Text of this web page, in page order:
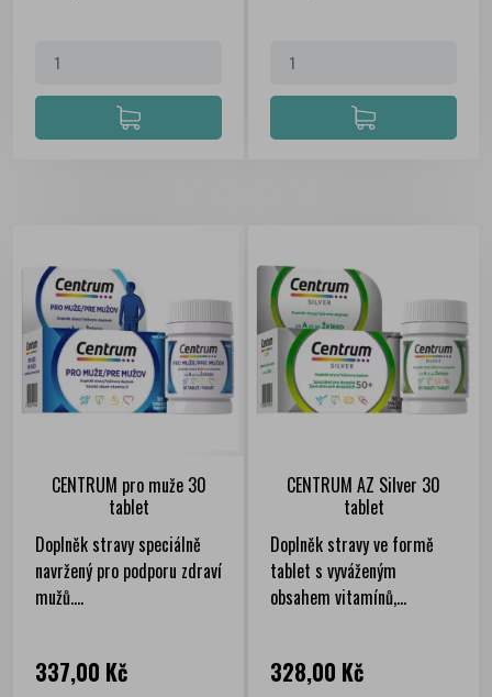
CENTRUM pro muže 30
tablet
Doplněk stravy speciálně
navržený pro podporu zdraví
mužů....
Cena
337,00 Kč
CENTRUM AZ Silver 30
tablet
Doplněk stravy ve formě
tablet s vyváženým
obsahem vitamínů,...
Cena
328,00 Kč